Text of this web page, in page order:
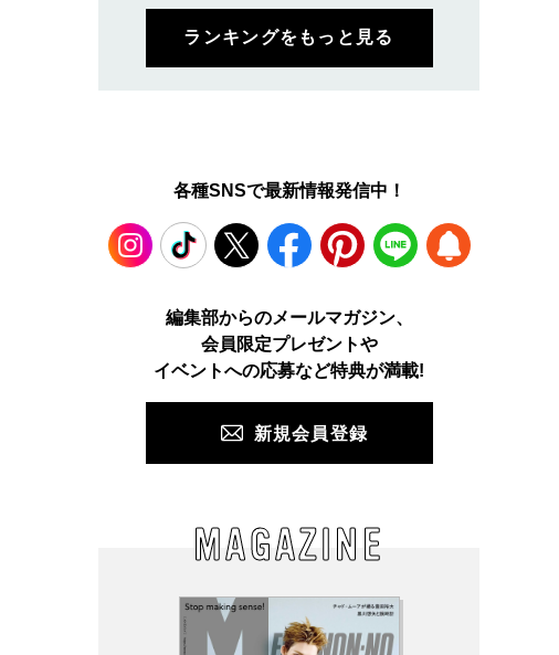
カー「ジャスパー ザイオ
ニック」が良すぎて[編集
ひんやり美容レビューが
剤・デオドラントアイテ
ム」のおすすめ10選、2
位は「ロクシタン」の新
作はベタつかずに涼しい.
ランキングをもっと見る
各種SNSで最新情報発信中！
TikTok Facebook Pinterest LINE
編集部からのメールマガジン、
会員限定プレゼントや
イベントへの応募など特典が満載!
新規会員登録
MAGAZINE